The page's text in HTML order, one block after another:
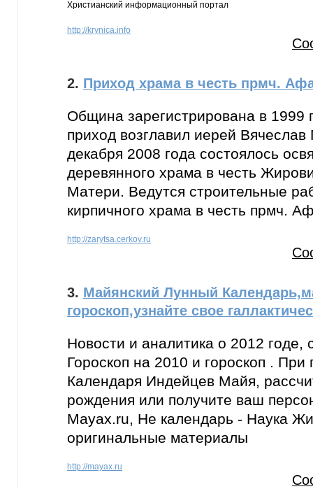
Христианский информационный портал
http://krynica.info
2. Приход храма в честь прмч.
Община зарегистрирована в 1999
приход возглавил иерей Вячеслав
декабря 2008 года состоялось
деревянного храма в честь
Матери. Ведутся строительные
кирпичного храма в честь прмч.
http://zarytsa.cerkov.ru
3. Майянский Лунный
гороскоп,узнайте свое
Новости и аналитика о 2012 годе,
Гороскоп нa 2010 и гороскоп .
Календаря Индейцев Майя,
рождения или получите ваш
Mayax.ru, Не календарь - Наука
оригинальные материалы
http://mayax.ru